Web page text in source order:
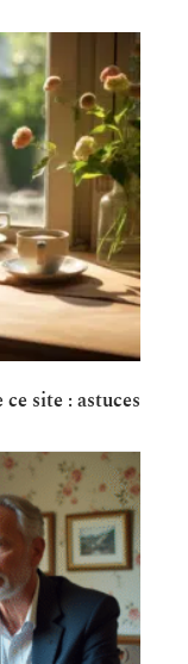
site : astuces